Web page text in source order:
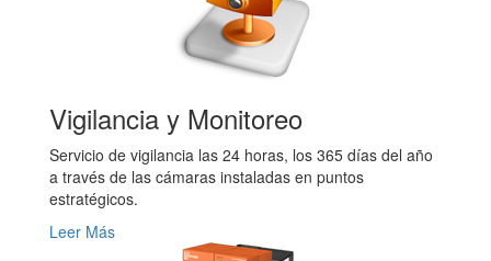
Vigilancia y Monitoreo
Servicio de vigilancia las 24 horas, los 365 días del año
a través de las cámaras instaladas en puntos
estratégicos.
Leer Más